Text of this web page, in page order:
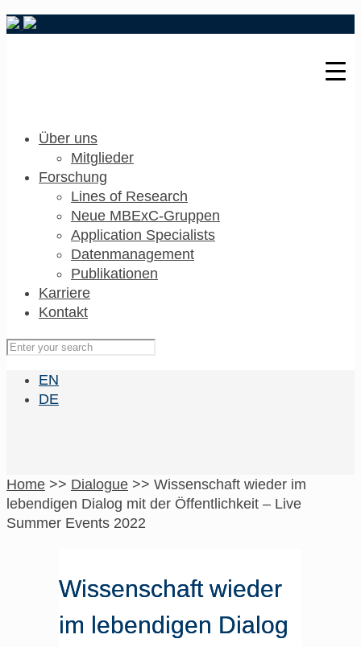
Über uns
Mitglieder
Forschung
Lines of Research
Neue MBExC-Gruppen
Application Specialists
Datenmanagement
Publikationen
Karriere
Kontakt
EN
DE
Home >> Dialogue >> Wissenschaft wieder im
lebendigen Dialog mit der Öffentlichkeit – Live
Summer Events 2022
Wissenschaft wieder
im lebendigen Dialog